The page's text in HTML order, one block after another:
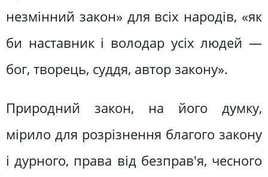
незмінний закон» для всіх народів, «як
би наставник і володар усіх людей —
бог, творець, суддя, автор закону».
Природний закон, на його думку,
мірило для розрізнення благого закону
і дурного, права від безправ'я, чесного